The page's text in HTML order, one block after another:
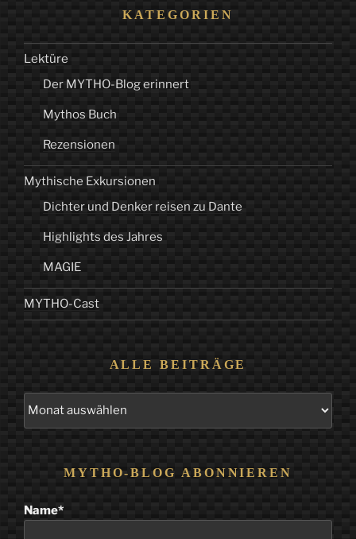
KATEGORIEN
Lektüre
Der MYTHO-Blog erinnert
Mythos Buch
Rezensionen
Mythische Exkursionen
Dichter und Denker reisen zu Dante
Highlights des Jahres
MAGIE
MYTHO-Cast
ALLE BEITRÄGE
MYTHO-BLOG ABONNIEREN
Name*